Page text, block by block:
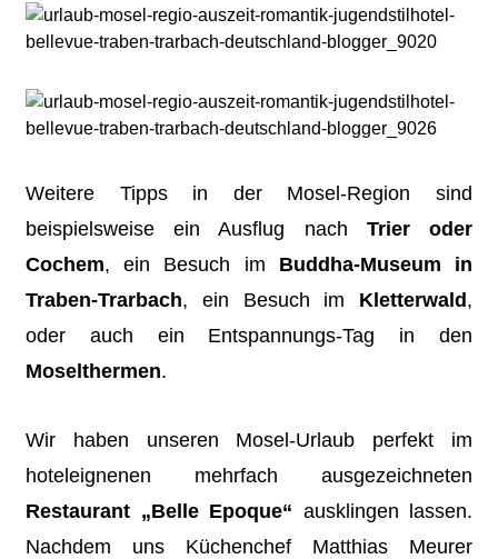
Weitere Tipps in der Mosel-Region sind
beispielsweise ein Ausflug nach Trier oder
Cochem, ein Besuch im Buddha-Museum in
Traben-Trarbach, ein Besuch im Kletterwald,
oder auch ein Entspannungs-Tag in den
Moselthermen.
Wir haben unseren Mosel-Urlaub perfekt im
hoteleignenen mehrfach ausgezeichneten
Restaurant „Belle Epoque“ ausklingen lassen.
Nachdem uns Küchenchef Matthias Meurer